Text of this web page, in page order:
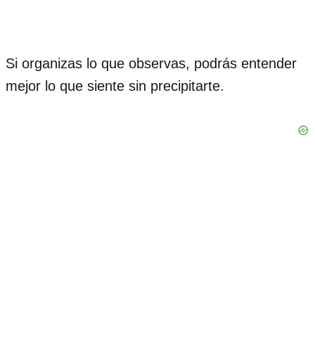
Si organizas lo que observas, podrás entender
mejor lo que siente sin precipitarte.